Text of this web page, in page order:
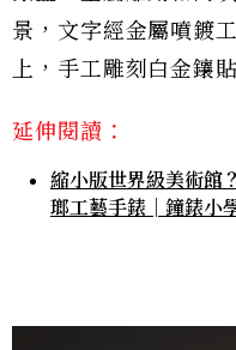
景，文字經金屬噴鍍
上，手工雕刻白金鑲
延伸閱讀：
縮小版世界級美術館
瑯工藝手錶│鐘錶小